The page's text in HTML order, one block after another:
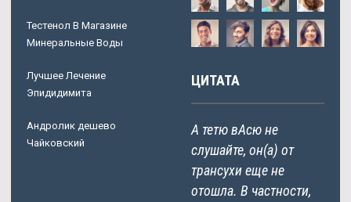
Тестенол В Магазине
Минеральные Воды
Лучшее Лечение
Эпидидимита
Андролик дешево
Чайковский
ЦИТАТА
А тетю вАсю не
слушайте, он(а) от
трансухи еще не
отошла. В частности,